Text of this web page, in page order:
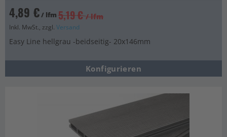
4,89 €/ lfm 5,19 € / lfm
Inkl. MwSt., zzgl. Versand
Easy Line hellgrau -beidseitig- 20x146mm
Konfigurieren